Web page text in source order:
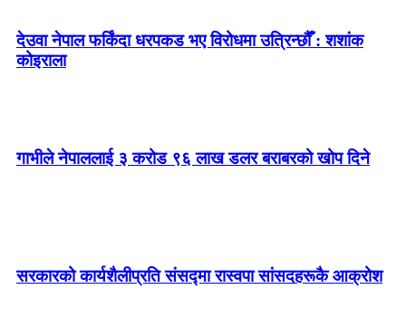
देउवा नेपाल फर्किंदा धरपकड भए विरोधमा उत्रिन्छौँ : शशांक
कोइराला
गाभीले नेपाललाई ३ करोड ९६ लाख डलर बराबरको खोप दिने
सरकारको कार्यशैलीप्रति संसद्‍मा रास्वपा सांसदहरूकै आक्रोश